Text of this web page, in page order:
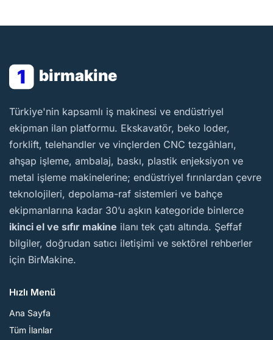
1 birmakine
BirMakine
Türkiye'nin kapsamlı iş makinesi ve endüstriyel
ekipman ilan platformu. Ekskavatör, beko loder,
forklift, telehandler ve vinçlerden CNC tezgâhları,
ahşap işleme, ambalaj, baskı, plastik enjeksiyon ve
metal işleme makinelerine; endüstriyel fırınlardan çevre
teknolojileri, depolama-raf sistemleri ve bahçe
ekipmanlarına kadar 30’u aşkın kategoride binlerce
ikinci el ve sıfır makine ilanı tek çatı altında. Şeffaf
bilgiler, doğrudan satıcı iletişimi ve sektörel rehberler
için BirMakine.
Hızlı Menü
Ana Sayfa
Tüm İlanlar